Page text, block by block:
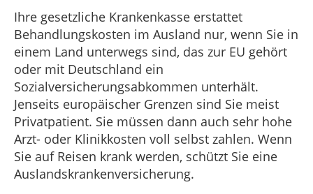
Ihre gesetzliche Krankenkasse erstattet
Behandlungskosten im Ausland nur, wenn Sie in
einem Land unterwegs sind, das zur EU gehört
oder mit Deutschland ein
Sozialversicherungsabkommen unterhält.
Jenseits europäischer Grenzen sind Sie meist
Privatpatient. Sie müssen dann auch sehr hohe
Arzt- oder Klinikkosten voll selbst zahlen. Wenn
Sie auf Reisen krank werden, schützt Sie eine
Auslandskrankenversicherung.